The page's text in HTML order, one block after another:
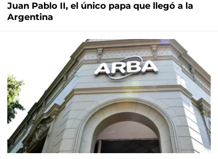
Juan Pablo II, el único papa que llegó a la
Argentina